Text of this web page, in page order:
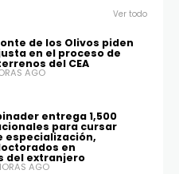
Ver todo
de los Olivos piden
en el proceso de
del CEA
AGO
entrega 1,500
para cursar
especialización,
en
del extranjero
AGO